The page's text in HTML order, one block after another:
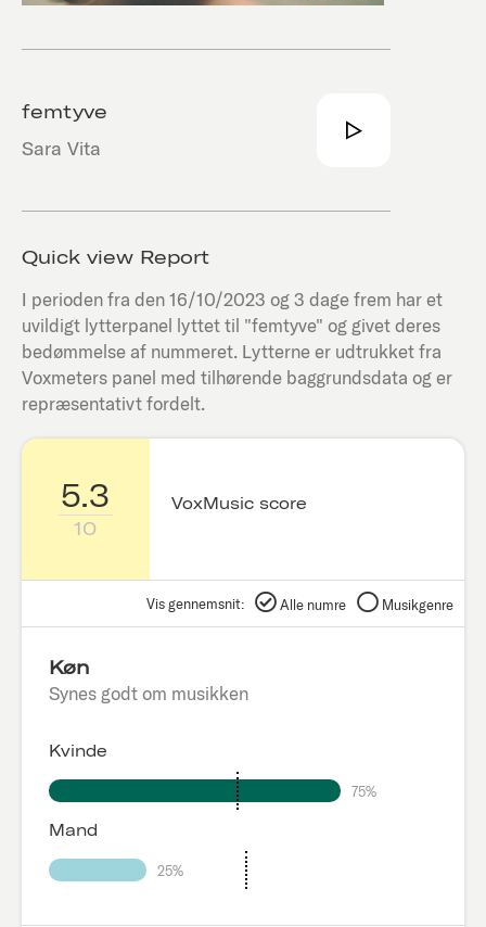
femtyve
Sara Vita
Quick view Report
I perioden fra den16/10/2023 og 3 dage frem har et
uvildigt lytterpanel lyttet til "femtyve" og givet deres
bedømmelse af nummeret. Lytterne er udtrukket fra
Voxmeters panel med tilhørende baggrundsdata og er
repræsentativt fordelt.
5.3
10
VoxMusic score
Vis gennemsnit: Alle numre Musikgenre
Køn
Synes godt om musikken
Kvinde
75%
Mand
25%